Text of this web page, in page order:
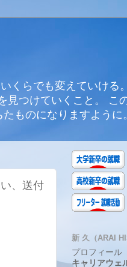
くらでも変えていける
見つけていくこと。 こ
ものになりますように。
、送付
新 久（ARAI
プロフィール
キャリアウェ